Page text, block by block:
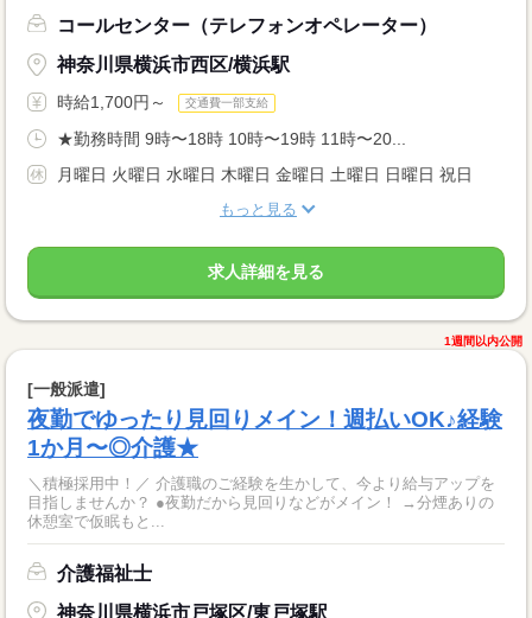
コールセンター（テレフォンオペレーター）
神奈川県横浜市西区/横浜駅
時給1,700円～ 交通費一部支給
★勤務時間 9時〜18時 10時〜19時 11時〜20...
月曜日 火曜日 水曜日 木曜日 金曜日 土曜日 日曜日 祝日
もっと見る
求人詳細を見る
1週間以内公開
[一般派遣]
夜勤でゆったり見回りメイン！週払いOK♪経験
1か月〜◎介護★
＼積極採用中！／ 介護職のご経験を生かして、今より給与アップを
目指しませんか？ ●夜勤だから見回りなどがメイン！ →分煙ありの
休憩室で仮眠もと...
介護福祉士
神奈川県横浜市戸塚区/東戸塚駅